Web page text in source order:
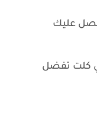
عليك
كلت تفضل